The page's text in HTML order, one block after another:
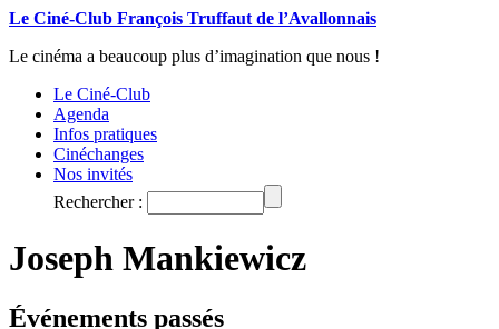
Le Ciné-Club François Truffaut de l’Avallonnais
Le cinéma a beaucoup plus d’imagination que nous !
Le Ciné-Club
Agenda
Infos pratiques
Cinéchanges
Nos invités
Rechercher :
Joseph Mankiewicz
Événements passés